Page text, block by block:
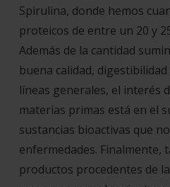
Spirulina, donde hemos
proteicos de entre un 20 y
Además de la cantidad
buena calidad, digestibilidad
líneas generales, el interés
materias primas está en el
sustancias bioactivas que
enfermedades. Finalmente,
productos procedentes de